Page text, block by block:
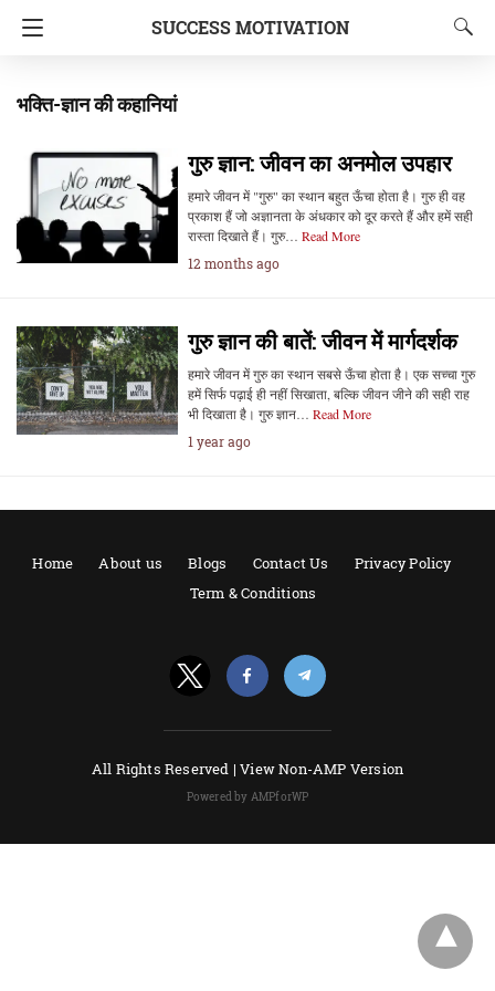
SUCCESS MOTIVATION
भक्ति-ज्ञान की कहानियां
गुरु ज्ञान: जीवन का अनमोल उपहार
हमारे जीवन में "गुरु" का स्थान बहुत ऊँचा होता है। गुरु ही वह
प्रकाश हैं जो अज्ञानता के अंधकार को दूर करते हैं और हमें सही
रास्ता दिखाते हैं। गुरु… Read More
12 months ago
गुरु ज्ञान की बातें: जीवन में मार्गदर्शक
हमारे जीवन में गुरु का स्थान सबसे ऊँचा होता है। एक सच्चा गुरु
हमें सिर्फ पढ़ाई ही नहीं सिखाता, बल्कि जीवन जीने की सही राह
भी दिखाता है। गुरु ज्ञान… Read More
1 year ago
Home About us Blogs Contact Us
Privacy Policy
Term & Conditions
All Rights Reserved |View Non-AMP Version
Powered by AMPforWP